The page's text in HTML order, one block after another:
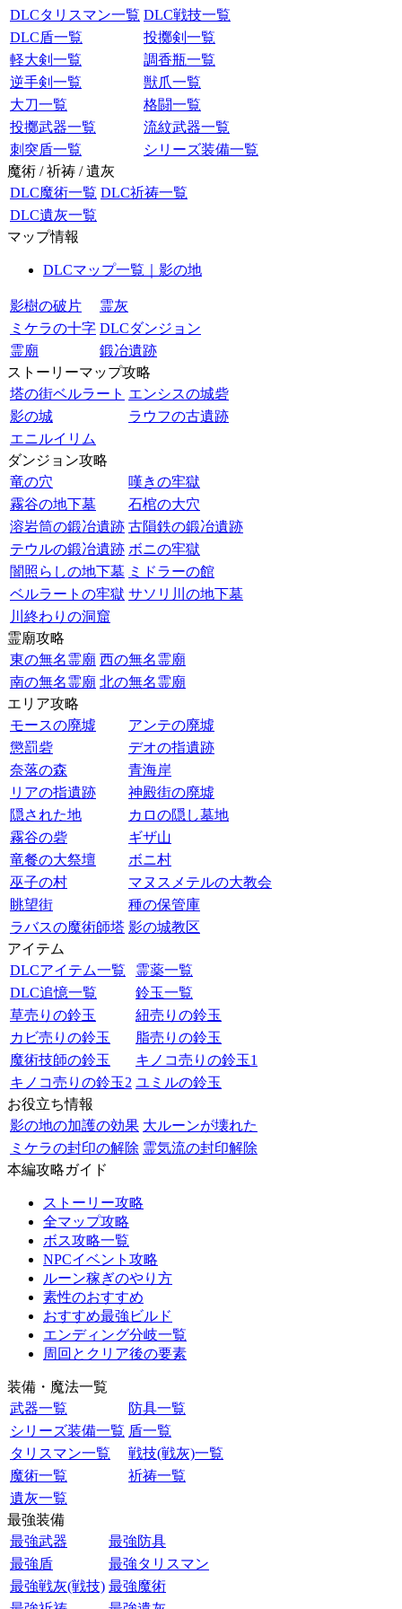
DLCタリスマン一覧 DLC戦技一覧
DLC盾一覧
投擲剣一覧
軽大剣一覧
調香瓶一覧
逆手剣一覧
獣爪一覧
大刀一覧
格闘一覧
投擲武器一覧
流紋武器一覧
刺突盾一覧
シリーズ装備一覧
魔術 / 祈祷 / 遺灰
DLC魔術一覧 DLC祈祷一覧
DLC遺灰一覧
マップ情報
DLCマップ一覧｜影の地
影樹の破片
霊灰
ミケラの十字 DLCダンジョン
霊廟
鍛冶遺跡
ストーリーマップ攻略
塔の街ベルラート エンシスの城砦
影の城
ラウフの古遺跡
エニルイリム
ダンジョン攻略
竜の穴
嘆きの牢獄
霧谷の地下墓
石棺の大穴
溶岩筒の鍛冶遺跡 古隕鉄の鍛冶遺跡
テウルの鍛冶遺跡 ボニの牢獄
闇照らしの地下墓 ミドラーの館
ベルラートの牢獄 サソリ川の地下墓
川終わりの洞窟
霊廟攻略
東の無名霊廟 西の無名霊廟
南の無名霊廟 北の無名霊廟
エリア攻略
モースの廃墟
アンテの廃墟
懲罰砦
デオの指遺跡
奈落の森
青海岸
リアの指遺跡
神殿街の廃墟
隠された地
カロの隠し墓地
霧谷の砦
ギザ山
竜餐の大祭壇
ボニ村
巫子の村
マヌスメテルの大教会
眺望街
種の保管庫
ラバスの魔術師塔 影の城教区
アイテム
DLCアイテム一覧
霊薬一覧
DLC追憶一覧
鈴玉一覧
草売りの鈴玉
紐売りの鈴玉
カビ売りの鈴玉
脂売りの鈴玉
魔術技師の鈴玉
キノコ売りの鈴玉1
キノコ売りの鈴玉2 ユミルの鈴玉
お役立ち情報
影の地の加護の効果 大ルーンが壊れた
ミケラの封印の解除 霊気流の封印解除
本編攻略ガイド
ストーリー攻略
全マップ攻略
ボス攻略一覧
NPCイベント攻略
ルーン稼ぎのやり方
素性のおすすめ
おすすめ最強ビルド
エンディング分岐一覧
周回とクリア後の要素
装備・魔法一覧
武器一覧
防具一覧
シリーズ装備一覧 盾一覧
タリスマン一覧
戦技(戦灰)一覧
魔術一覧
祈祷一覧
遺灰一覧
最強装備
最強武器
最強防具
最強盾
最強タリスマン
最強戦灰(戦技) 最強魔術